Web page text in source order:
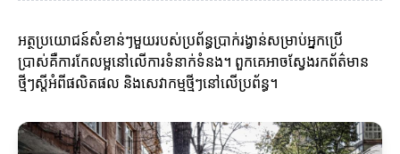
អត្ថប្រយោជន៍សំខាន់ៗមួយរបស់ប្រព័ន្ធប្រាក់រង្វាន់សម្រាប់អ្នកប្រើ
ប្រាស់គឺការកែលម្អនៅលើការទំនាក់ទំនង។ ពួកគេអាចស្វែងរកព័ត៌មាន
ថ្មីៗស្ដីអំពីផលិតផល និងសេវាកម្មថ្មីៗនៅលើប្រព័ន្ធ។